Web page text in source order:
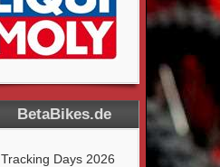
BetaBikes.de
Tracking Days 2026